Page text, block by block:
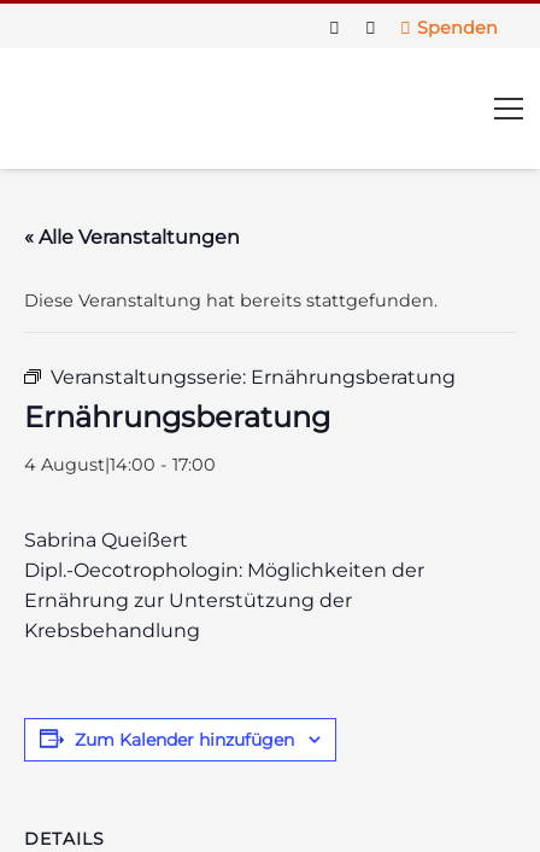
Spenden
« Alle Veranstaltungen
Diese Veranstaltung hat bereits stattgefunden.
Veranstaltungsserie: Ernährungsberatung
Ernährungsberatung
4 August|14:00 - 17:00
Sabrina Queißert
Dipl.-Oecotrophologin: Möglichkeiten der
Ernährung zur Unterstützung der
Krebsbehandlung
Zum Kalender hinzufügen
DETAILS